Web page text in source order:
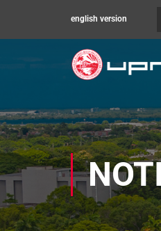
english version